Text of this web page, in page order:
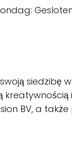
siedzibę
BV, a